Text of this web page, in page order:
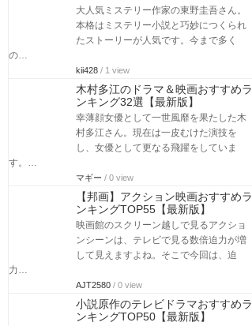
大人気ミステリー作家の東野圭吾さん。
本格はミステリー小説と巧妙につくられ
たストーリーが人気です。今まで多く
の…
kii428 / 1 view
木村多江のドラマ＆映画おすすめラ
ンキング32選【最新版】
幸薄顔女優として一世風靡を果たした木
村多江さん。現在は一皮むけた演技を
し、女優として更なる飛躍をしていま
す。…
マギー / 0 view
【邦画】アクション映画おすすめラ
ンキングTOP55【最新版】
映画館のスクリーン越しで見るアクショ
ンシーンは、テレビで見る数倍迫力が増
して見えますよね。そこで今回は、迫
力…
AJT2580 / 0 view
小説原作のテレビドラマおすすめラ
ンキングTOP50【最新版】